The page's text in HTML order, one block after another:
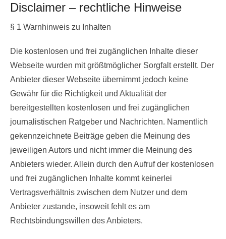
Disclaimer – rechtliche Hinweise
§ 1 Warnhinweis zu Inhalten
Die kostenlosen und frei zugänglichen Inhalte dieser
Webseite wurden mit größtmöglicher Sorgfalt erstellt. Der
Anbieter dieser Webseite übernimmt jedoch keine
Gewähr für die Richtigkeit und Aktualität der
bereitgestellten kostenlosen und frei zugänglichen
journalistischen Ratgeber und Nachrichten. Namentlich
gekennzeichnete Beiträge geben die Meinung des
jeweiligen Autors und nicht immer die Meinung des
Anbieters wieder. Allein durch den Aufruf der kostenlosen
und frei zugänglichen Inhalte kommt keinerlei
Vertragsverhältnis zwischen dem Nutzer und dem
Anbieter zustande, insoweit fehlt es am
Rechtsbindungswillen des Anbieters.